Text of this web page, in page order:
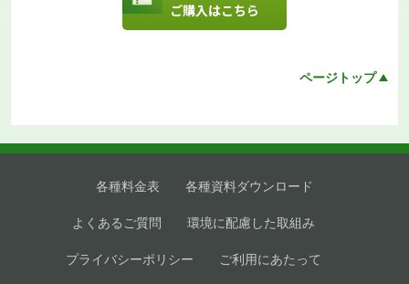
ご購入はこちら
ページトップ
各種料金表 各種資料ダウンロード
よくあるご質問 環境に配慮した取組み
プライバシーポリシー ご利用にあたって